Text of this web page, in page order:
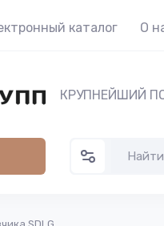
каталог О
КРУПНЕЙШИЙ